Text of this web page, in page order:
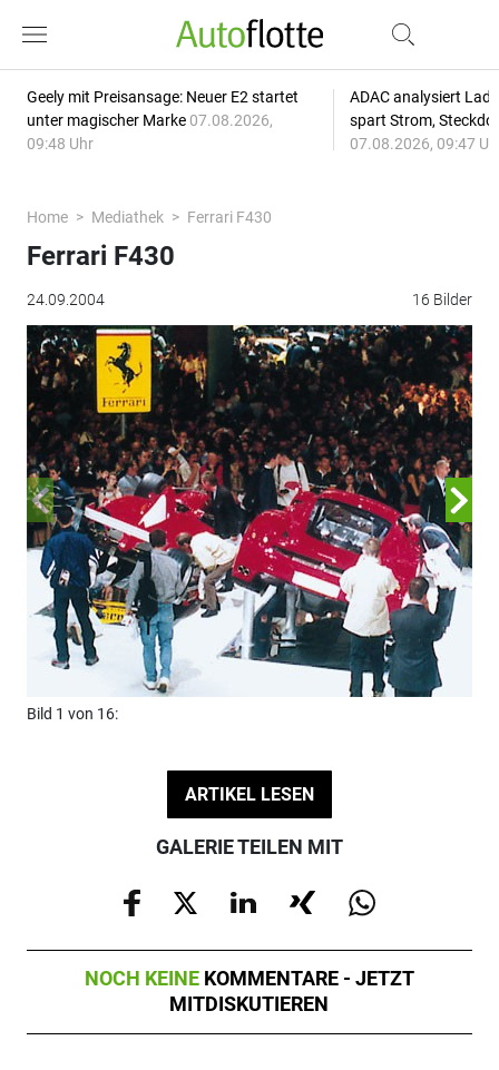
Geely mit Preisansage: Neuer E2 startet
unter magischer Marke 07.08.2026,
09:48 Uhr
ADAC analysiert
spart Strom,
07.08.2026, 09:47
Home Mediathek Ferrari F430
24.09.2004 16 Bilder
Ferrari F430
Bild 1 von 16:
ARTIKEL LESEN
GALERIE TEILEN MIT
NOCH KEINE KOMMENTARE - JETZT
MITDISKUTIEREN